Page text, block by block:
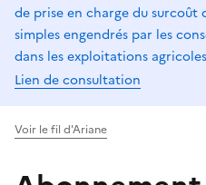
de prise en charge du surcoût
simples engendrés par les
dans les exploitations
Lien de consultation
Voir le fil d'Ariane